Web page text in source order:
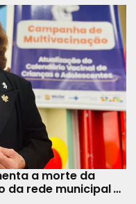
a morte da
da rede municipal e